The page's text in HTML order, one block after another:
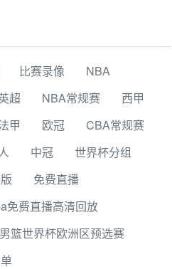
比赛录像
NBA
超 NBA常规赛
西甲
甲 欧冠
CBA常规赛
中冠
世界杯分组
免费直播
免费直播高清回放
男篮世界杯欧洲区预选赛